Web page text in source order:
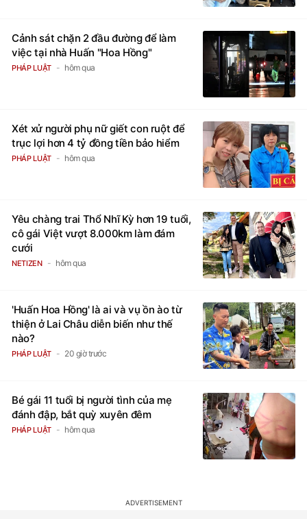
Cảnh sát chặn 2 đầu đường để làm
việc tại nhà Huấn "Hoa Hồng"
PHÁP LUẬT hôm qua
Xét xử người phụ nữ giết con ruột để
trục lợi hơn 4 tỷ đồng tiền bảo hiểm
PHÁP LUẬT hôm qua
Yêu chàng trai Thổ Nhĩ Kỳ hơn 19 tuổi,
cô gái Việt vượt 8.000km làm đám
cưới
NETIZEN hôm qua
'Huấn Hoa Hồng' là ai và vụ ồn ào từ
thiện ở Lai Châu diễn biến như thế
nào?
PHÁP LUẬT 20 giờ trước
Bé gái 11 tuổi bị người tình của mẹ
đánh đập, bắt quỳ xuyên đêm
PHÁP LUẬT hôm qua